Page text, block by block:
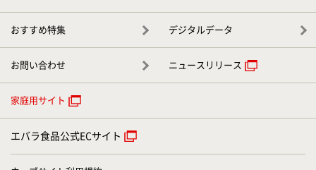
おすすめ特集 デジタルデータ
お問い合わせ ニュースリリース
家庭用サイト
エバラ食品公式ECサイト